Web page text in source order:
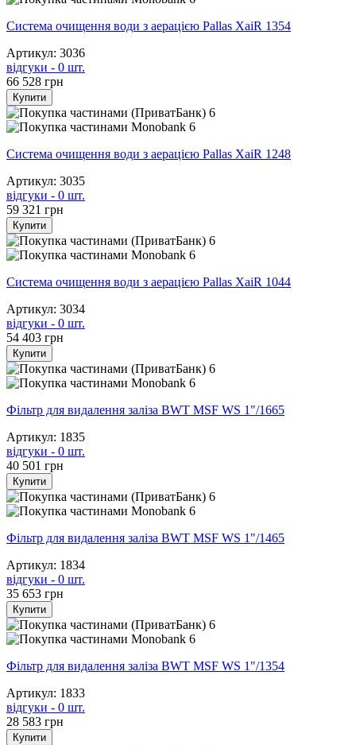
Система очищення води з аерацією Pallas XaiR 1354
Артикул: 3036
відгуки - 0 шт.
66 528 грн
Купити
6
6
Система очищення води з аерацією Pallas XaiR 1248
Артикул: 3035
відгуки - 0 шт.
59 321 грн
Купити
6
6
Система очищення води з аерацією Pallas XaiR 1044
Артикул: 3034
відгуки - 0 шт.
54 403 грн
Купити
6
6
Фільтр для видалення заліза BWT MSF WS 1"/1665
Артикул: 1835
відгуки - 0 шт.
40 501 грн
Купити
6
6
Фільтр для видалення заліза BWT MSF WS 1"/1465
Артикул: 1834
відгуки - 0 шт.
35 653 грн
Купити
6
6
Фільтр для видалення заліза BWT MSF WS 1"/1354
Артикул: 1833
відгуки - 0 шт.
28 583 грн
Купити